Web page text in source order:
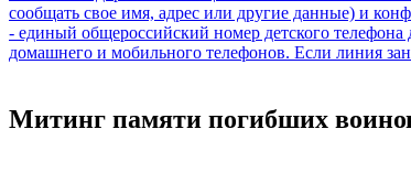
Митинг памяти погибших